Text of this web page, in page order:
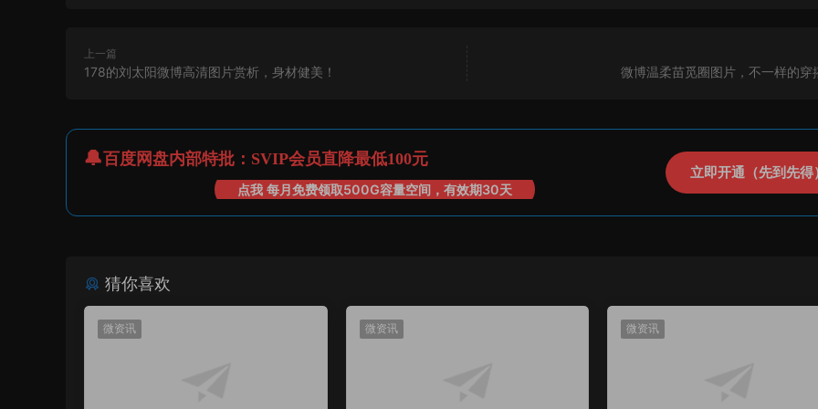
上一篇
178的刘太阳微博高清图片赏析，身材健美！ 微博温柔苗觅圈图片，不一样的穿
百度网盘内部特批：SVIP会员直降最低100元
点我 每月免费领取500G容量空间，有效期30天
立即开通（先到先得）
猜你喜欢
微资讯 微资讯 微资讯